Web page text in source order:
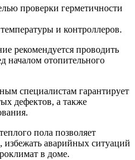
проверки герметичности
и контроллеров.
рекомендуется проводить
началом отопительного
специалистам гарантирует
дефектов, а также
пола позволяет
избежать аварийных ситуаций
в доме.